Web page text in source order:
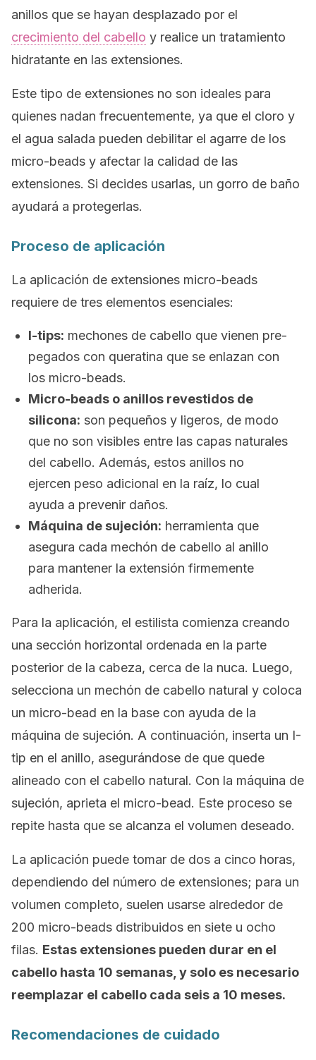
anillos que se hayan desplazado por el
crecimiento del cabello y realice un tratamiento
hidratante en las extensiones.
Este tipo de extensiones no son ideales para
quienes nadan frecuentemente, ya que el cloro y
el agua salada pueden debilitar el agarre de los
micro-beads y afectar la calidad de las
extensiones. Si decides usarlas, un gorro de baño
ayudará a protegerlas.
Proceso de aplicación
La aplicación de extensiones micro-beads
requiere de tres elementos esenciales:
I-tips: mechones de cabello que vienen pre-
pegados con queratina que se enlazan con
los micro-beads.
Micro-beads o anillos revestidos de
silicona: son pequeños y ligeros, de modo
que no son visibles entre las capas naturales
del cabello. Además, estos anillos no
ejercen peso adicional en la raíz, lo cual
ayuda a prevenir daños.
Máquina de sujeción: herramienta que
asegura cada mechón de cabello al anillo
para mantener la extensión firmemente
adherida.
Para la aplicación, el estilista comienza creando
una sección horizontal ordenada en la parte
posterior de la cabeza, cerca de la nuca. Luego,
selecciona un mechón de cabello natural y coloca
un micro-bead en la base con ayuda de la
máquina de sujeción. A continuación, inserta un I-
tip en el anillo, asegurándose de que quede
alineado con el cabello natural. Con la máquina de
sujeción, aprieta el micro-bead. Este proceso se
repite hasta que se alcanza el volumen deseado.
La aplicación puede tomar de dos a cinco horas,
dependiendo del número de extensiones; para un
volumen completo, suelen usarse alrededor de
200 micro-beads distribuidos en siete u ocho
filas. Estas extensiones pueden durar en el
cabello hasta 10 semanas, y solo es necesario
reemplazar el cabello cada seis a 10 meses.
Recomendaciones de cuidado